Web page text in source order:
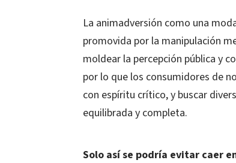
La animadversión como una
promovida por la manipulación
moldear la percepción pública y
por lo que los consumidores de
con espíritu crítico, y buscar
equilibrada y completa.
Solo así se podría evitar caer